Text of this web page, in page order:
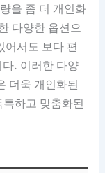
을 좀 더 개인화
다양한 옵션으
어서도 보다 편
. 이러한 다양
더욱 개인화된
하고 맞춤화된